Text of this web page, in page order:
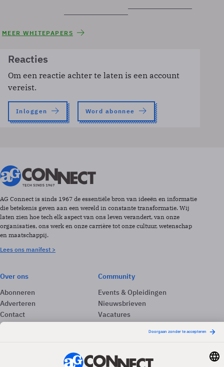
MEER WHITEPAPERS
Reacties
Om een reactie achter te laten is een account
vereist.
Inloggen Word abonnee
AG Connect is sinds 1967 de essentiële bron van ideeën en informatie
die betekenis geven aan een wereld in constante transformatie. Wij
laten zien hoe tech elk aspect van ons leven verandert, van onze
organisaties, ons werk en onze carrière tot onze cultuur, wetenschap
en maatschappij.
Lees ons manifest >
Over ons
Abonneren
Adverteren
Contact
Colofon
Community
Events & Opleidingen
Nieuwsbrieven
Vacatures